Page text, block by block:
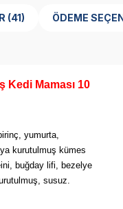
YORUMLAR (41) ÖDEME
Kedi Maması 10
yumurta,
kurutulmuş kümes
buğday lifi, bezelye
susuz.